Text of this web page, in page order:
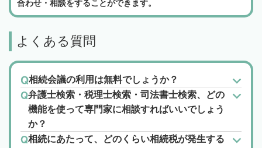
合わせ・相談をすることができます。
よくある質問
相続会議の利用は無料でしょうか？
弁護士検索・税理士検索・司法書士検索、どの
機能を使って専門家に相談すればいいでしょう
か？
相続にあたって、どのくらい相続税が発生する